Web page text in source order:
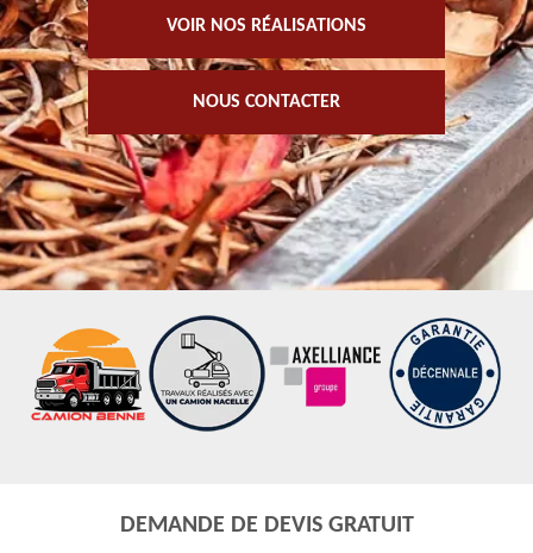
VOIR NOS RÉALISATIONS
NOUS CONTACTER
DEMANDE DE DEVIS GRATUIT